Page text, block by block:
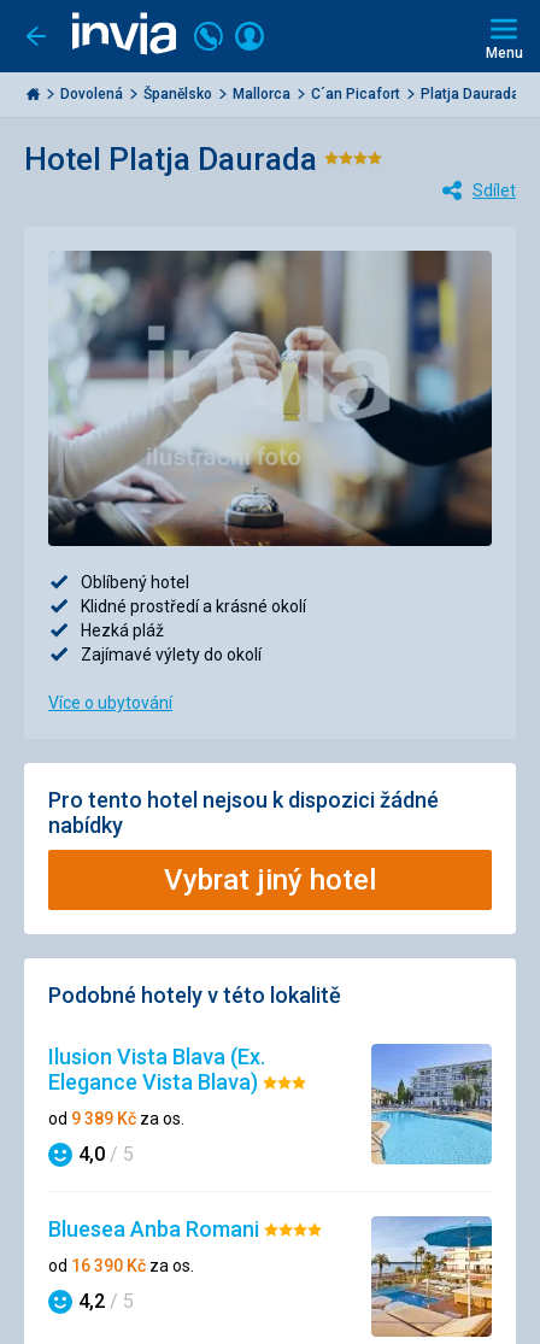
Jít
zpět
Invia.cz
Volejte
226
000
284
Přihlásit
Menu
Dovolená Španělsko Mallorca C´an Picafort Platja Daurada
Hotel Platja Daurada Hodnocení:
Sdílet
Oblíbený hotel
Klidné prostředí a krásné okolí
Hezká pláž
Zajímavé výlety do okolí
Více o ubytování
Pro tento hotel nejsou k dispozici žádné
nabídky
Vybrat jiný hotel
Podobné hotely v této lokalitě
Ilusion Vista Blava (Ex.
Elegance Vista Blava)Hodnocení:
od 9 389 Kč za os.
Hodnocení
4,0 / 5
Bluesea Anba RomaniHodnocení:
od 16 390 Kč za os.
Hodnocení
4,2 / 5